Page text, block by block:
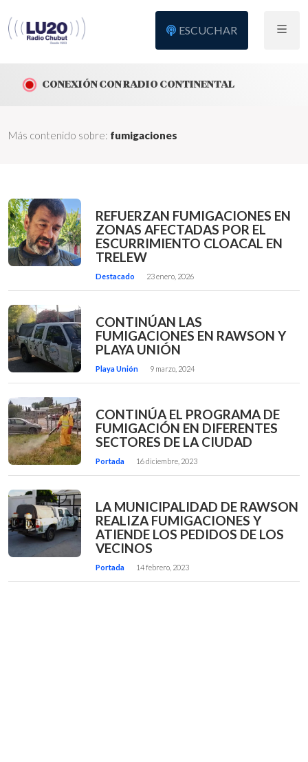
ESCUCHAR
CONEXIÓN CON RADIO CONTINENTAL
Más contenido sobre: fumigaciones
REFUERZAN FUMIGACIONES EN
ZONAS AFECTADAS POR EL
ESCURRIMIENTO CLOACAL EN
TRELEW
Destacado 23 enero, 2026
CONTINÚAN LAS
FUMIGACIONES EN RAWSON Y
PLAYA UNIÓN
Playa Unión 9 marzo, 2024
CONTINÚA EL PROGRAMA DE
FUMIGACIÓN EN DIFERENTES
SECTORES DE LA CIUDAD
Portada 16 diciembre, 2023
LA MUNICIPALIDAD DE RAWSON
REALIZA FUMIGACIONES Y
ATIENDE LOS PEDIDOS DE LOS
VECINOS
Portada 14 febrero, 2023